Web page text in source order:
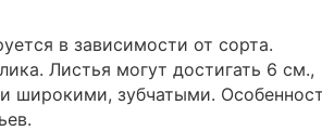
в зависимости от сорта.
Листья могут достигать 6 см.,
широкими, зубчатыми.